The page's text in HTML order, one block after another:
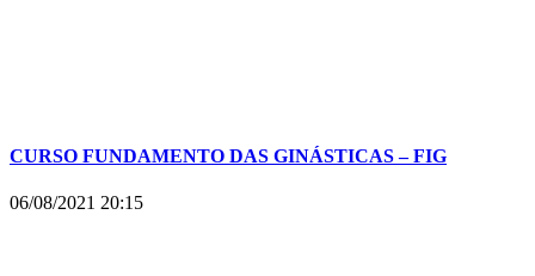
CURSO FUNDAMENTO DAS GINÁSTICAS – FIG
06/08/2021 20:15